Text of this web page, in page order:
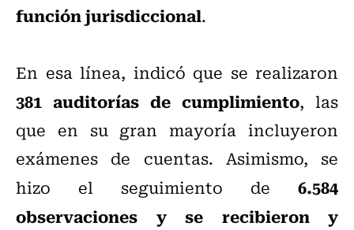
función jurisdiccional.
En esa línea, indicó que se realizaron
381 auditorías de cumplimiento, las
que en su gran mayoría incluyeron
exámenes de cuentas. Asimismo, se
hizo el seguimiento de 6.584
observaciones y se recibieron y